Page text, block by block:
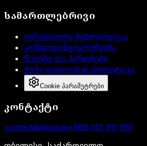
სამართლებრივი
იურიდიული ბიბლიოთეკა
კონფიდენციალურობა
წესები და პირობები
ქუქი-ფაილების პოლიტიკა
Cookie პარამეტრები
კონტაქტი
contact@legal.ge+995 551 911 961